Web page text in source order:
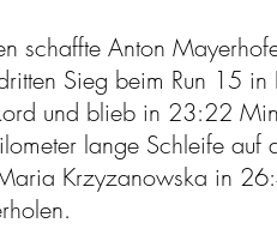
schaffte Anton
Sieg beim Run 15
und blieb in 23:22
lange Schleife auf
Krzyzanowska in